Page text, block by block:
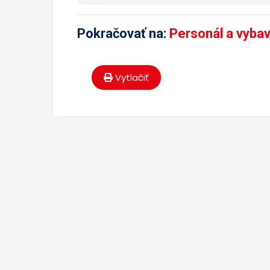
Pokračovať na: Personál a
Vytlačiť